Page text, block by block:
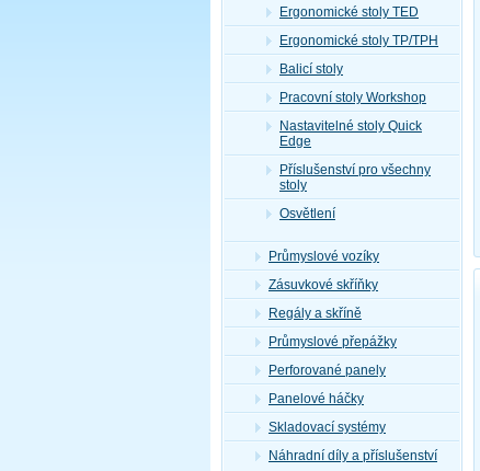
Ergonomické stoly TED
Ergonomické stoly TP/TPH
Balicí stoly
Pracovní stoly Workshop
Nastavitelné stoly Quick
Edge
Příslušenství pro všechny
stoly
Osvětlení
Průmyslové vozíky
Zásuvkové skříňky
Regály a skříně
Průmyslové přepážky
Perforované panely
Panelové háčky
Skladovací systémy
Náhradní díly a příslušenství